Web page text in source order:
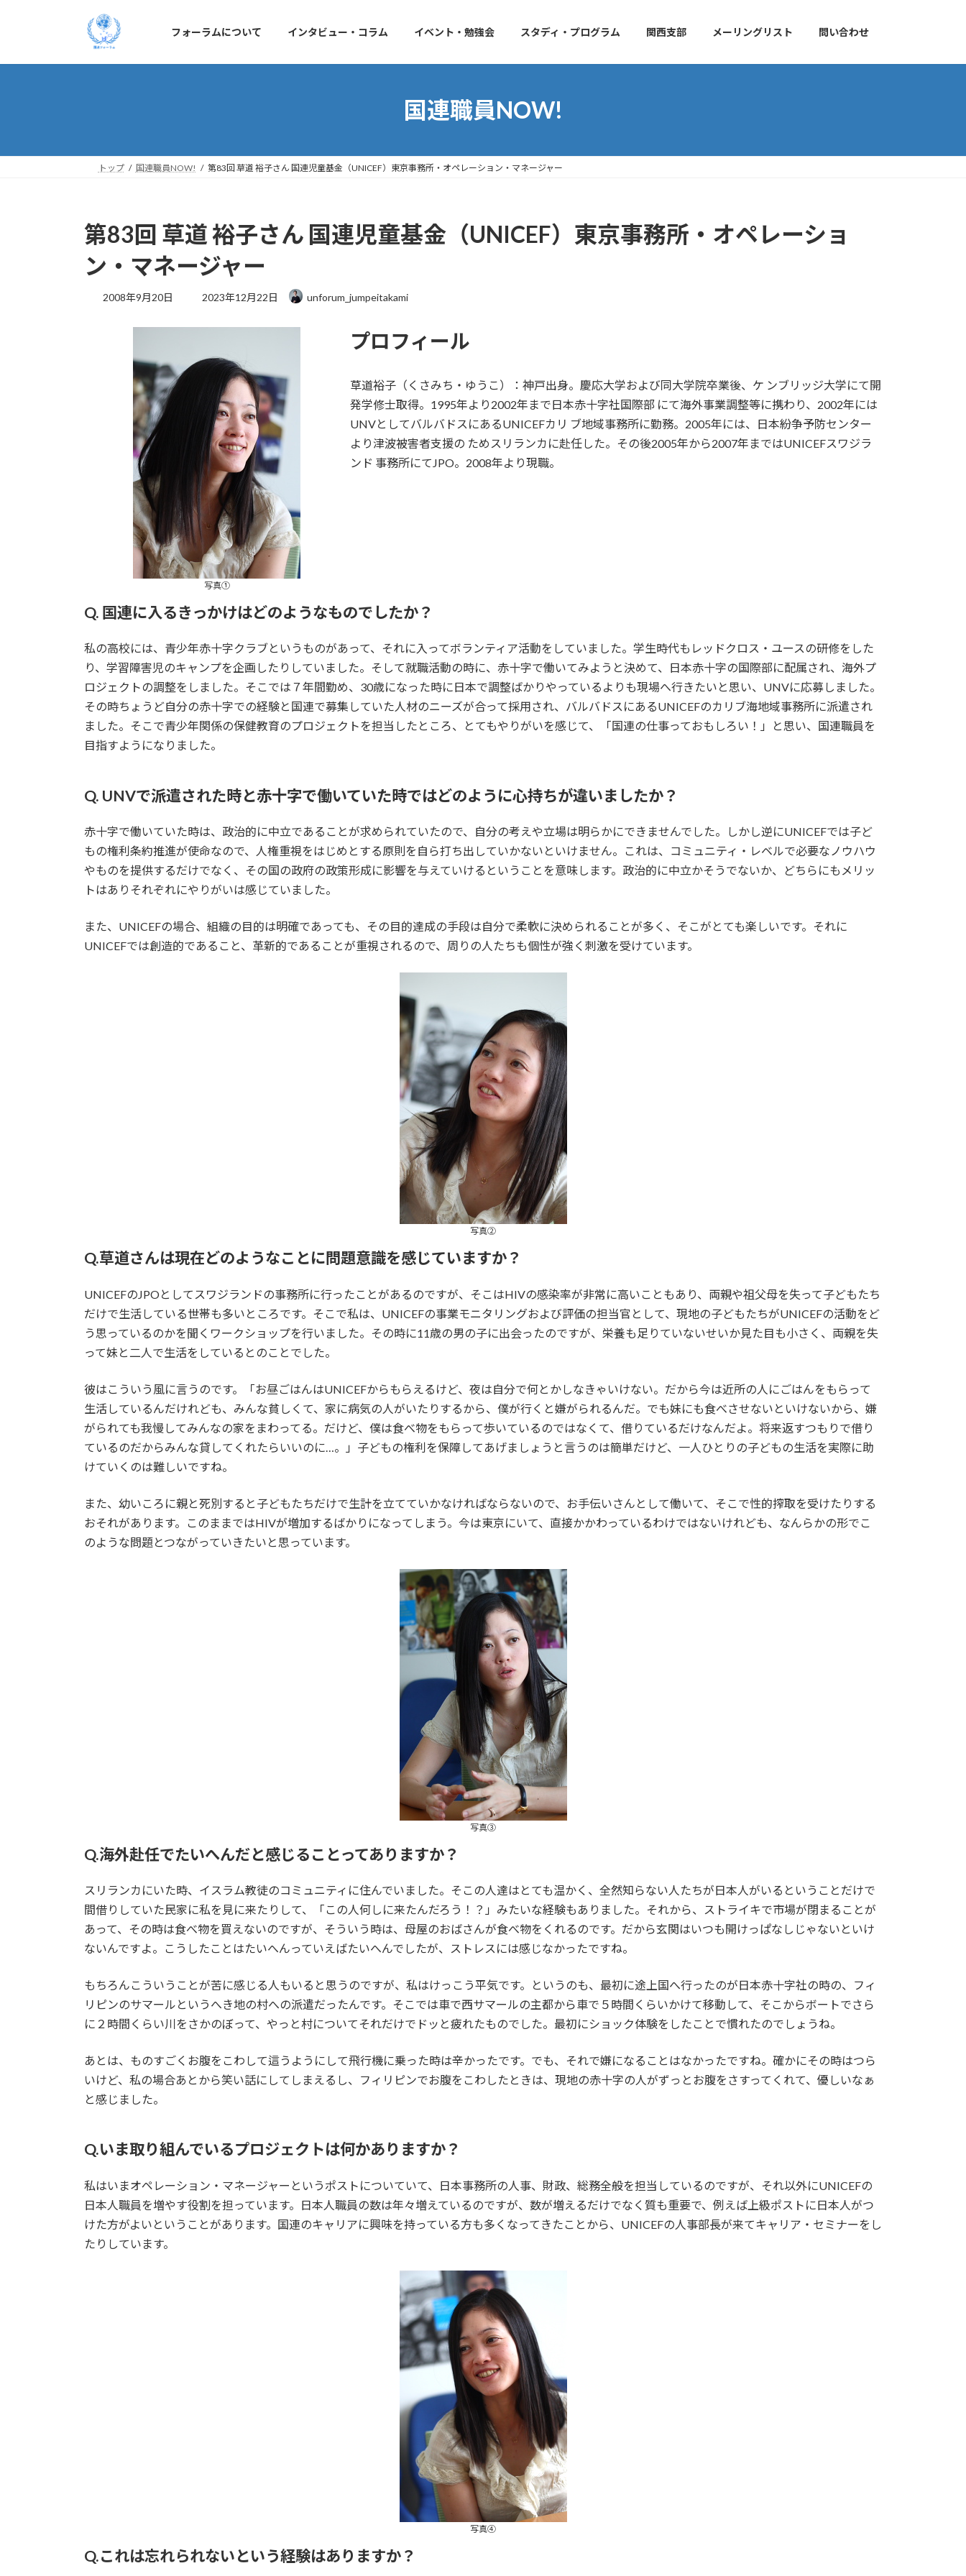
フォーラムについて インタビュー・コラム イベント・勉強会 スタディ・プログラム 関西支部 メーリングリスト 問い合わせ
国連職員NOW!
トップ 国連職員NOW! 第83回 草道 裕子さん 国連児童基金（UNICEF）東京事務所・オペレーション・マネージャー
第83回 草道 裕子さん 国連児童基金（UNICEF）東京事務所・オペレーショ
ン・マネージャー
2008年9月20日
最
時
2023年12月22日 unforum_jumpeitakami
写真①
プロフィール
草道裕子（くさみち・ゆうこ）：神戸出身。慶応大学および同大学院卒業後、ケ ンブリッジ大学にて開
発学修士取得。1995年より2002年まで日本赤十字社国際部 にて海外事業調整等に携わり、2002年には
UNVとしてバルバドスにあるUNICEFカリ ブ地域事務所に勤務。2005年には、日本紛争予防センター
より津波被害者支援の ためスリランカに赴任した。その後2005年から2007年まではUNICEFスワジラ
ンド 事務所にてJPO。2008年より現職。
Q. 国連に入るきっかけはどのようなものでしたか？
私の高校には、青少年赤十字クラブというものがあって、それに入ってボランティア活動をしていました。学生時代もレッドクロス・ユースの研修をした
り、学習障害児のキャンプを企画したりしていました。そして就職活動の時に、赤十字で働いてみようと決めて、日本赤十字の国際部に配属され、海外プ
ロジェクトの調整をしました。そこでは７年間勤め、30歳になった時に日本で調整ばかりやっているよりも現場へ行きたいと思い、UNVに応募しました。
その時ちょうど自分の赤十字での経験と国連で募集していた人材のニーズが合って採用され、バルバドスにあるUNICEFのカリブ海地域事務所に派遣され
ました。そこで青少年関係の保健教育のプロジェクトを担当したところ、とてもやりがいを感じて、「国連の仕事っておもしろい！」と思い、国連職員を
目指すようになりました。
Q. UNVで派遣された時と赤十字で働いていた時ではどのように心持ちが違いましたか？
赤十字で働いていた時は、政治的に中立であることが求められていたので、自分の考えや立場は明らかにできませんでした。しかし逆にUNICEFでは子ど
もの権利条約推進が使命なので、人権重視をはじめとする原則を自ら打ち出していかないといけません。これは、コミュニティ・レベルで必要なノウハウ
やものを提供するだけでなく、その国の政府の政策形成に影響を与えていけるということを意味します。政治的に中立かそうでないか、どちらにもメリッ
トはありそれぞれにやりがいは感じていました。
また、UNICEFの場合、組織の目的は明確であっても、その目的達成の手段は自分で柔軟に決められることが多く、そこがとても楽しいです。それに
UNICEFでは創造的であること、革新的であることが重視されるので、周りの人たちも個性が強く刺激を受けています。
写真②
Q.草道さんは現在どのようなことに問題意識を感じていますか？
UNICEFのJPOとしてスワジランドの事務所に行ったことがあるのですが、そこはHIVの感染率が非常に高いこともあり、両親や祖父母を失って子どもたち
だけで生活している世帯も多いところです。そこで私は、UNICEFの事業モニタリングおよび評価の担当官として、現地の子どもたちがUNICEFの活動をど
う思っているのかを聞くワークショップを行いました。その時に11歳の男の子に出会ったのですが、栄養も足りていないせいか見た目も小さく、両親を失
って妹と二人で生活をしているとのことでした。
彼はこういう風に言うのです。「お昼ごはんはUNICEFからもらえるけど、夜は自分で何とかしなきゃいけない。だから今は近所の人にごはんをもらって
生活しているんだけれども、みんな貧しくて、家に病気の人がいたりするから、僕が行くと嫌がられるんだ。でも妹にも食べさせないといけないから、嫌
がられても我慢してみんなの家をまわってる。だけど、僕は食べ物をもらって歩いているのではなくて、借りているだけなんだよ。将来返すつもりで借り
ているのだからみんな貸してくれたらいいのに…。」子どもの権利を保障してあげましょうと言うのは簡単だけど、一人ひとりの子どもの生活を実際に助
けていくのは難しいですね。
また、幼いころに親と死別すると子どもたちだけで生計を立てていかなければならないので、お手伝いさんとして働いて、そこで性的搾取を受けたりする
おそれがあります。このままではHIVが増加するばかりになってしまう。今は東京にいて、直接かかわっているわけではないけれども、なんらかの形でこ
のような問題とつながっていきたいと思っています。
写真③
Q.海外赴任でたいへんだと感じることってありますか？
スリランカにいた時、イスラム教徒のコミュニティに住んでいました。そこの人達はとても温かく、全然知らない人たちが日本人がいるということだけで
間借りしていた民家に私を見に来たりして、「この人何しに来たんだろう！？」みたいな経験もありました。それから、ストライキで市場が閉まることが
あって、その時は食べ物を買えないのですが、そういう時は、母屋のおばさんが食べ物をくれるのです。だから玄関はいつも開けっぱなしじゃないといけ
ないんですよ。こうしたことはたいへんっていえばたいへんでしたが、ストレスには感じなかったですね。
もちろんこういうことが苦に感じる人もいると思うのですが、私はけっこう平気です。というのも、最初に途上国へ行ったのが日本赤十字社の時の、フィ
リピンのサマールというへき地の村への派遣だったんです。そこでは車で西サマールの主都から車で５時間くらいかけて移動して、そこからボートでさら
に２時間くらい川をさかのぼって、やっと村についてそれだけでドッと疲れたものでした。最初にショック体験をしたことで慣れたのでしょうね。
あとは、ものすごくお腹をこわして這うようにして飛行機に乗った時は辛かったです。でも、それで嫌になることはなかったですね。確かにその時はつら
いけど、私の場合あとから笑い話にしてしまえるし、フィリピンでお腹をこわしたときは、現地の赤十字の人がずっとお腹をさすってくれて、優しいなぁ
と感じました。
Q.いま取り組んでいるプロジェクトは何かありますか？
私はいまオペレーション・マネージャーというポストについていて、日本事務所の人事、財政、総務全般を担当しているのですが、それ以外にUNICEFの
日本人職員を増やす役割を担っています。日本人職員の数は年々増えているのですが、数が増えるだけでなく質も重要で、例えば上級ポストに日本人がつ
けた方がよいということがあります。国連のキャリアに興味を持っている方も多くなってきたことから、UNICEFの人事部長が来てキャリア・セミナーをし
たりしています。
写真④
Q.これは忘れられないという経験はありますか？